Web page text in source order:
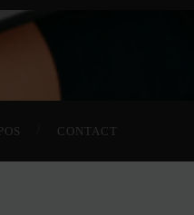
CONTACT